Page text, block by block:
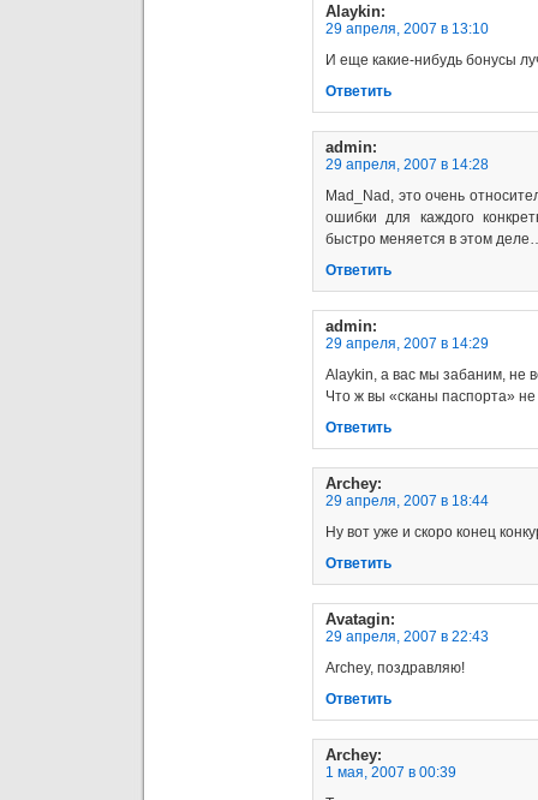
Alaykin:
29 апреля, 2007 в 13:10
И еще какие-нибудь бонусы
Ответить
admin:
29 апреля, 2007 в 14:28
Mad_Nad, это очень
ошибки для каждого
быстро меняется в этом
Ответить
admin:
29 апреля, 2007 в 14:29
Alaykin, а вас мы забаним, не
Что ж вы «сканы паспорта»
Ответить
Archey:
29 апреля, 2007 в 18:44
Ну вот уже и скоро конец
Ответить
Avatagin:
29 апреля, 2007 в 22:43
Archey, поздравляю!
Ответить
Archey:
1 мая, 2007 в 00:39